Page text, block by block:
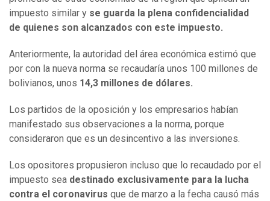
impuesto similar y se guarda la plena confidencialidad
de quienes son alcanzados con este impuesto.
Anteriormente, la autoridad del área económica estimó que
por con la nueva norma se recaudaría unos 100 millones de
bolivianos, unos 14,3 millones de dólares.
Los partidos de la oposición y los empresarios habían
manifestado sus observaciones a la norma, porque
consideraron que es un desincentivo a las inversiones.
Los opositores propusieron incluso que lo recaudado por el
impuesto sea destinado exclusivamente para la lucha
contra el coronavirus que de marzo a la fecha causó más